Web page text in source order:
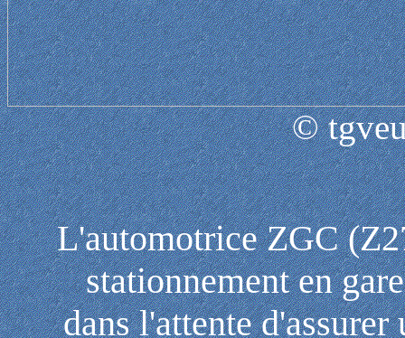
©
L'automotrice ZGC
stationnement en
dans l'attente